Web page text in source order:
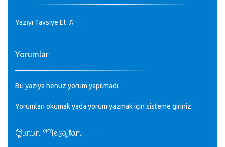
Günün Mesajları
Yazıyı Tavsiye Et ♫
Yorumlar
Bu yazıya henüz yorum yapılmadı.
Yorumları okumak yada yorum yazmak için sisteme giriniz.